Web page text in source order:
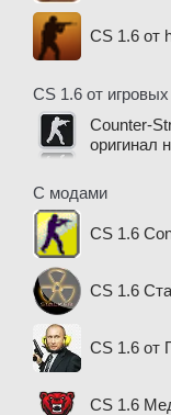
CS 1.6 от
CS 1.6 от
Counter-
оригинал
С модами
CS 1.6
CS 1.6
CS 1.6 от
CS 1.6